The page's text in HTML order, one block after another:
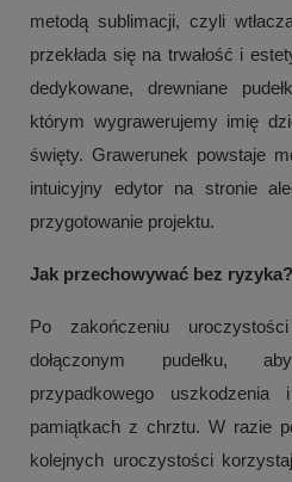
metodą sublimacji, czyli
przekłada się na trwałość i
dedykowane, drewniane
którym wygrawerujemy imię
święty. Grawerunek powstaje
intuicyjny edytor na stronie
przygotowanie projektu.
Jak przechowywać bez ryzyka?
Po zakończeniu
dołączonym pudełku,
przypadkowego
pamiątkach z chrztu. W razie
kolejnych uroczystości